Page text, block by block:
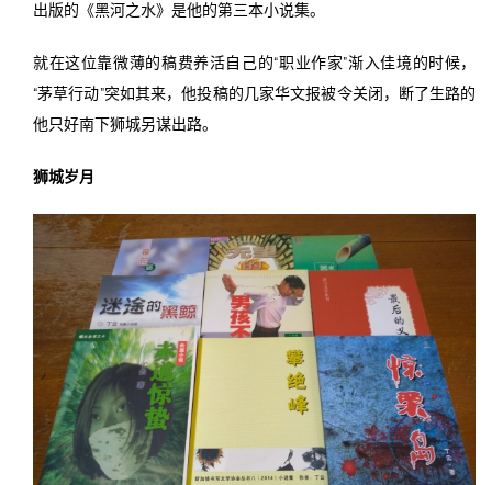
出版的《黑河之水》是他的第三本小说集。
就在这位靠微薄的稿费养活自己的“职业作家”渐入佳境的时候，
“茅草行动”突如其来，他投稿的几家华文报被令关闭，断了生路的
他只好南下狮城另谋出路。
狮城岁月